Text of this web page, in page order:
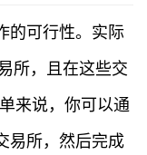
的可行性。实际
所，且在这些交
来说，你可以通
易所，然后完成